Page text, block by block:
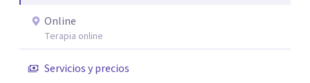
Online
Terapia online
Servicios y precios